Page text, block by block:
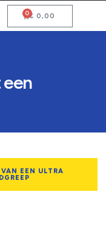
€ 0,00
0
EEN ULTRA